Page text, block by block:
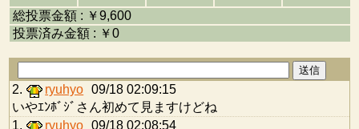
総投票金額 : ￥9,600
投票済み金額 : ￥0
2. ryuhyo
09/18 02:09:15
いやｴﾝﾎﾞｼﾞさん初めて見ますけどね
1.
ryuhyo
09/18 02:08:54